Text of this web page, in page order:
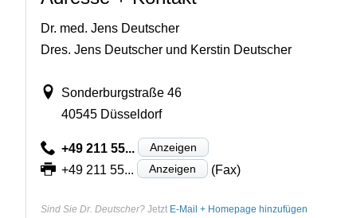
Dr. med. Jens Deutscher
Dres. Jens Deutscher und Kerstin Deutscher
Sonderburgstraße 46
40545 Düsseldorf
+49 211 55... Anzeigen
+49 211 55... Anzeigen (Fax)
Sind Sie Dr. Deutscher? Jetzt E-Mail + Homepage hinzufügen